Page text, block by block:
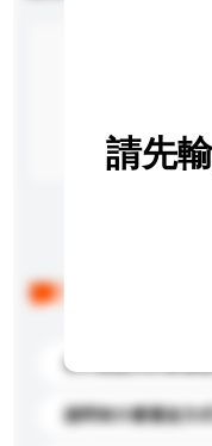
你們能提供的最優
請問有什麼運送方
請先